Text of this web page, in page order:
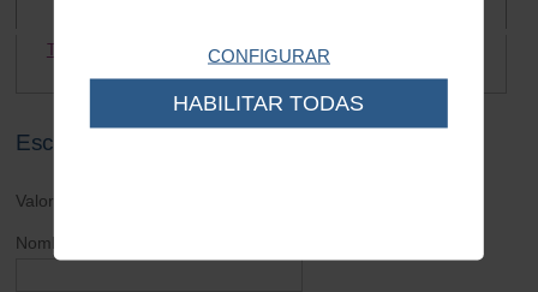
Tornillo para bordon Vespa
0.30 €
Grapa letrero Vespa
0.25 €
Escribe tu opinión sobre este artículo
Valoración general *
Nombre *
CONFIGURAR
HABILITAR TODAS